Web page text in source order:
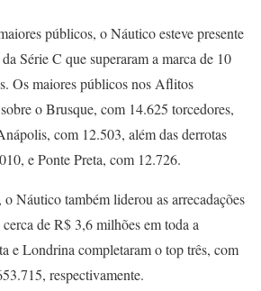
públicos, o Náutico esteve presente
Série C que superaram a marca de 10
Os maiores públicos nos Aflitos
o Brusque, com 14.625 torcedores,
com 12.503, além das derrotas
e Ponte Preta, com 12.726.
Náutico também liderou as arrecadações
de R$ 3,6 milhões em toda a
e Londrina completaram o top três, com
respectivamente.